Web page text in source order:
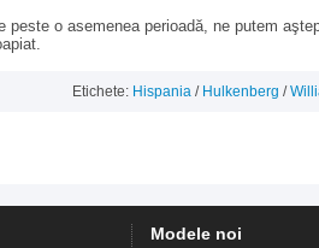
peste o asemenea perioadă, ne putem
Etichete: Hispania / Hulkenberg /
Modele noi